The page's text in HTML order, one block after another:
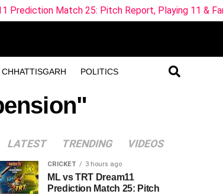
CHHATTISGARH POLITICS
25: Pitch Report, Playing 11 & Fantasy Tips
LATEST TRENDING VIDEOS
CRICKET 3 hours ago
ML vs TRT Dream11
Prediction Match 25: Pitch